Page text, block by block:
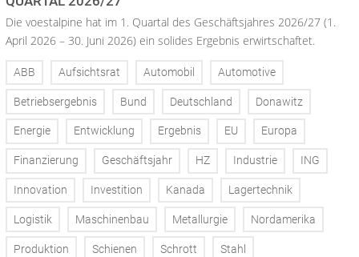
Die voestalpine hat im 1. Quartal des Geschäftsjahres 2026/27 (1.
April 2026 – 30. Juni 2026) ein solides Ergebnis erwirtschaftet.
ABB Aufsichtsrat Automobil Automotive
Betriebsergebnis Bund Deutschland Donawitz
Energie Entwicklung Ergebnis EU Europa
Finanzierung Geschäftsjahr HZ Industrie ING
Innovation Investition Kanada Lagertechnik
Logistik Maschinenbau Metallurgie Nordamerika
Produktion Schienen Schrott Stahl